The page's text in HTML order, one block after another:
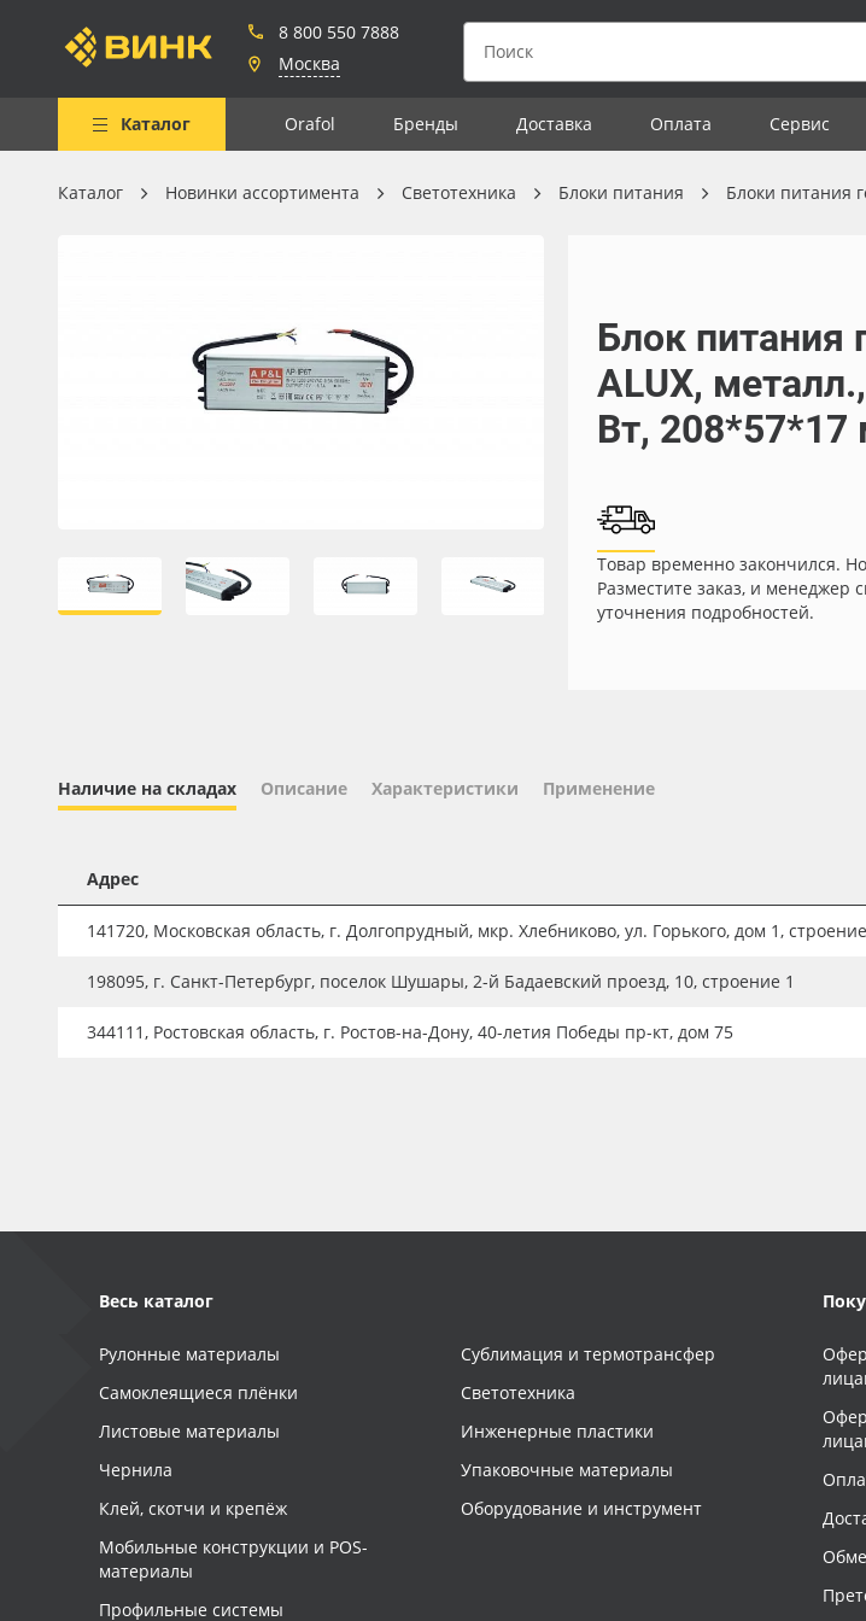
8 800 550 7888
Москва
Каталог Orafol Бренды Доставка Оплата Сервис
Весь каталог
Листовые материалы
Сублимация и термотрансфер
Новинки ассортимента
Orajet 3640
Плёнка монтажная Oratape
ПЭТ листовой
ПЭТ бэклит
Каталог Новинки ассортимента Светотехника Блоки питания Блоки питания
Блок питания
ALUX,
Вт,
Товар временно закончился.
Разместите заказ, и менеджер
уточнения подробностей.
Наличие на складах Описание Характеристики Применение
Адрес
141720, Московская область, г. Долгопрудный, мкр. Хлебниково, ул. Горького, дом 1,
198095, г. Санкт-Петербург, поселок Шушары, 2-й Бадаевский проезд, 10, строение 1
344111, Ростовская область, г. Ростов-на-Дону, 40-летия Победы пр-кт, дом 75
Весь каталог
Рулонные материалы
Самоклеящиеся плёнки
Листовые материалы
Чернила
Клей, скотчи и крепёж
Мобильные конструкции и POS-
материалы
Профильные системы
Сублимация и термотрансфер
Светотехника
Инженерные пластики
Упаковочные материалы
Оборудование и инструмент